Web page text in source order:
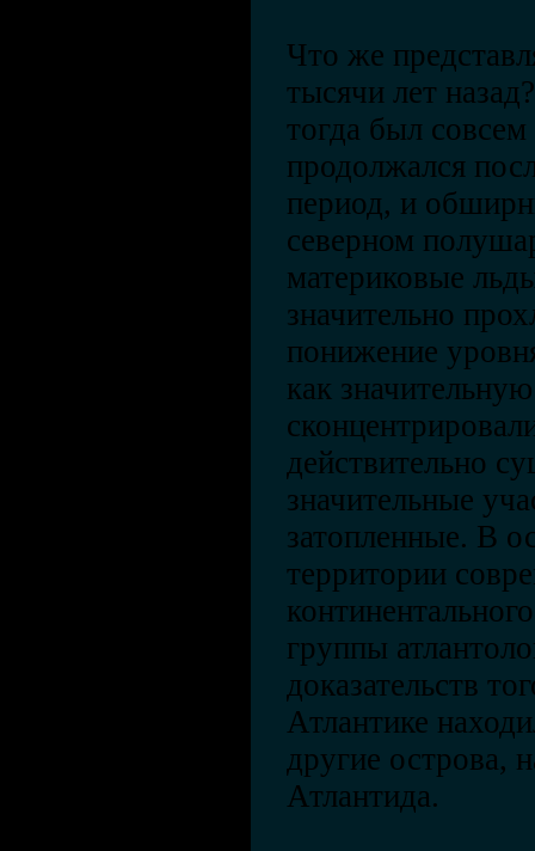
Что же
тысячи лет
тогда был
продолжался
период, и
северном
материковые
значительно
понижение
как
действительно
значительные
затопленные. В
территории
группы
доказательств
Атлантике
другие острова,
Атлантида.